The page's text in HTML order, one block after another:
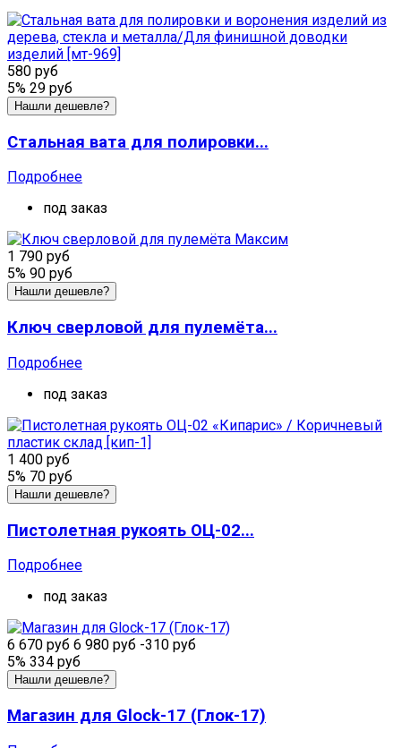
580 руб
5% 29 руб
Нашли дешевле?
Стальная вата для полировки...
Подробнее
под заказ
1 790 руб
5% 90 руб
Нашли дешевле?
Ключ сверловой для пулемёта...
Подробнее
под заказ
1 400 руб
5% 70 руб
Нашли дешевле?
Пистолетная рукоять ОЦ-02...
Подробнее
под заказ
6 670 руб 6 980 руб -310 руб
5% 334 руб
Нашли дешевле?
Магазин для Glock-17 (Глок-17)